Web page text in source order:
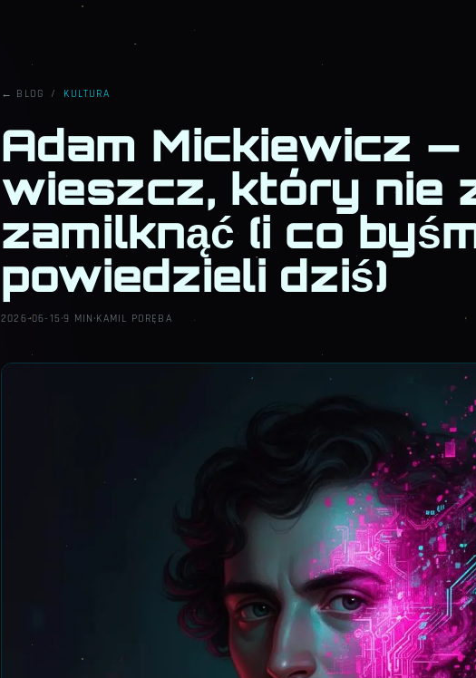
← BLOG / KULTURA
Adam Mickiewicz —
wieszcz, który nie
zamilknąć (i co
powiedzieli dziś)
2026-06-15 ·9 MIN ·KAMIL PORĘBA